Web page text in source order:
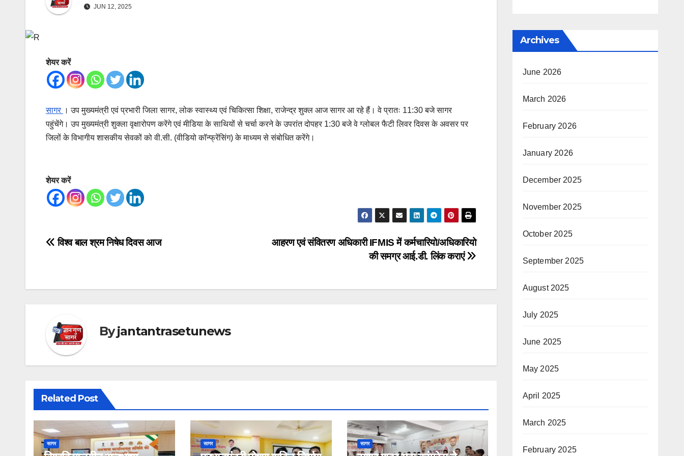
JUN 12, 2025
शेयर करें
सागर । उप मुख्यमंत्री एवं प्रभारी जिला सागर, लोक स्वास्थ्य एवं चिकित्सा शिक्षा, राजेन्द्र शुक्ल आज सागर आ रहे हैं। वे प्रातः 11:30 बजे सागर
पहुंचेंगे। उप मुख्यमंत्री शुक्ला वृक्षारोपण करेंगे एवं मीडिया के साथियों से चर्चा करने के उपरांत दोपहर 1:30 बजे वे ग्लोबल फैटी लिवर दिवस के अवसर पर
जिलों के विभागीय शासकीय सेवकों को वी.सी. (वीडियो कॉन्फ्रेंसिंग) के माध्यम से संबोधित करेंगे।
शेयर करें
Post
आहरण एवं संवितरण अधिकारी IFMIS में कर्मचारियो/अधिकारियो
की समग्र आई.डी. लिंक कराएं
विश्व बाल श्रम निषेध दिवस आज
Byjantantrasetunews
Related Post
सागर सागर सागर
Archives
June 2026
March 2026
February 2026
January 2026
December 2025
November 2025
October 2025
September 2025
August 2025
July 2025
June 2025
May 2025
April 2025
March 2025
February 2025